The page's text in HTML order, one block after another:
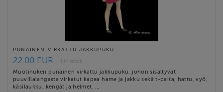
PUNAINEN VIRKATTU JAKKUPUKU
22.00 EUR
1 in stock
Muotinuken punainen virkattu jakkupuku, johon sisältyvät
puuvillalangasta virkatut kapea hame ja jakku sekä t-paita, hattu, vyö,
käsilaukku, kengät ja helmet. …